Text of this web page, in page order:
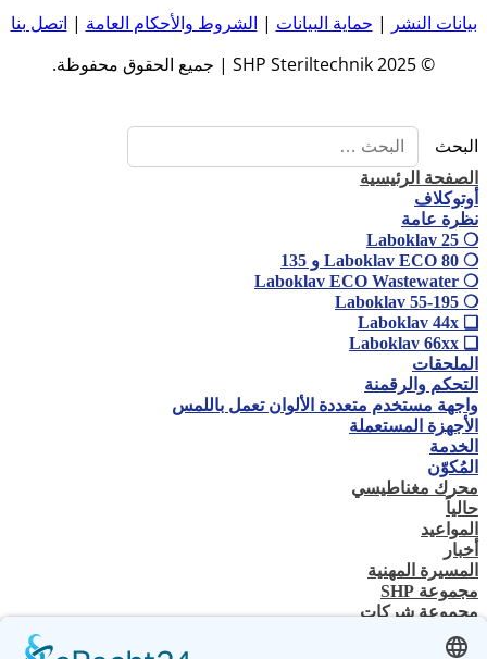
بيانات النشر | حماية البيانات | الشروط والأحكام العامة | اتصل بنا
© 2025 SHP Steriltechnik | جميع الحقوق محفوظة.
البحث
الصفحة الرئيسية
أوتوكلاف
نظرة عامة
❍ Laboklav 25
❍ Laboklav ECO 80 و 135
❍ Laboklav ECO Wastewater
❍ Laboklav 55-195
❏ Laboklav 44x
❏ Laboklav 66xx
الملحقات
التحكم والرقمنة
واجهة مستخدم متعددة الألوان تعمل باللمس
الأجهزة المستعملة
الخدمة
المُكوّن
محرك مغناطيسي
حالياً
المواعيد
أخبار
المسيرة المهنية
مجموعة SHP
مجموعة شركات
جهة الاتصال
اتصل بنا